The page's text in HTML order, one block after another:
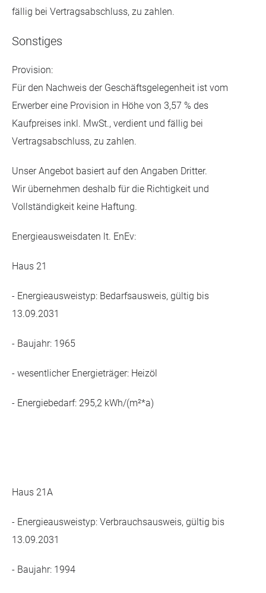
fällig bei Vertragsabschluss, zu zahlen.
Sonstiges
Provision:
Für den Nachweis der Geschäftsgelegenheit ist vom
Erwerber eine Provision in Höhe von 3,57 % des
Kaufpreises inkl. MwSt., verdient und fällig bei
Vertragsabschluss, zu zahlen.
Unser Angebot basiert auf den Angaben Dritter.
Wir übernehmen deshalb für die Richtigkeit und
Vollständigkeit keine Haftung.
Energieausweisdaten lt. EnEv:
Haus 21
- Energieausweistyp: Bedarfsausweis, gültig bis
13.09.2031
- Baujahr: 1965
- wesentlicher Energieträger: Heizöl
- Energiebedarf: 295,2 kWh/(m²*a)
Haus 21A
- Energieausweistyp: Verbrauchsausweis, gültig bis
13.09.2031
- Baujahr: 1994